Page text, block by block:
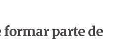
formar parte de